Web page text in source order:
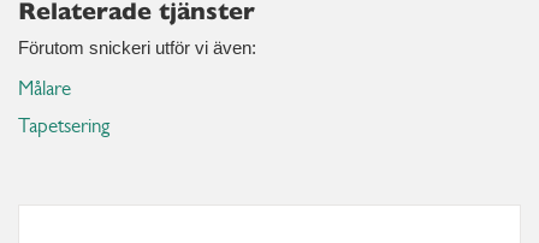
Relaterade tjänster
Förutom snickeri utför vi även:
Målare
Tapetsering